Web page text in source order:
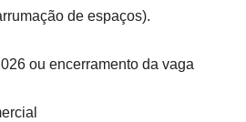
de espaços).
ou encerramento da vaga